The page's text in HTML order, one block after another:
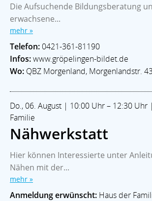
Die Aufsuchende Bildungsberatung
erwachsene...
mehr »
Telefon: 0421-361-81190
Infos:www.gröpelingen-bildet.de
Wo: QBZ Morgenland, Morgenlandstr. 43
Do., 06. August | 10:00 Uhr – 12:30
Familie
Nähwerkstatt
Hier können Interessierte unter
Nähen mit der...
mehr »
Anmeldung erwünscht: Haus der